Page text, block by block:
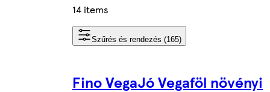
14 items
Szűrés és rendezés (165)
Fino VegaJó Vegaföl növényi